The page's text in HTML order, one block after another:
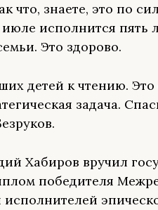
что, знаете, это по
исполнится пять
Это здорово.
детей к чтению.
задача.
Хабиров вручил
победителя